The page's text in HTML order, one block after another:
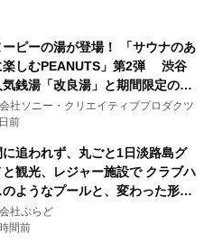
ーピーの湯が登場！ 「サウナのあ
楽しむPEANUTS」第2弾 渋谷
銭湯「改良湯」と期間限定のコ
レーション サウナイキタイコラ
ズも発売決定！
社ソニー・クリエイティブプロダクツ
前
に追われず、丸ごと1日淡路島グ
と観光、レジャー施設で クラブハ
のようなプールと、変わった形の
も 「THE BOXY AWAJI」のお
泊まり連泊プランで
社ぷらど
間前